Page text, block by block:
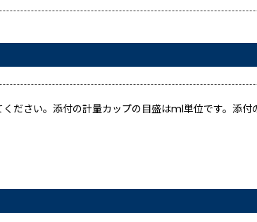
ださい。添付の計量カップの目盛はml単位です。添